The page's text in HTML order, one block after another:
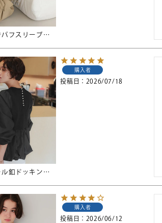
シアー切替パフスリーブニットトップス
バックパール釦ドッキングペプラムトップス
購入者
投稿日 2026/07/18
購入者
投稿日 2026/06/12